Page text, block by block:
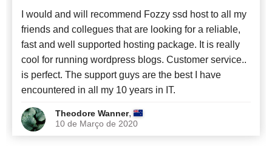
I would and will recommend Fozzy ssd host to all my
friends and collegues that are looking for a reliable,
fast and well supported hosting package. It is really
cool for running wordpress blogs. Customer service..
is perfect. The support guys are the best I have
encountered in all my 10 years in IT.
Theodore Wanner,
10 de Março de 2020